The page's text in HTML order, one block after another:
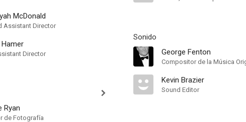
McDonald
Assistant Director
Director
Ryan
de Fotografía
Sonido
George Fenton
Compositor de la Música
Kevin Brazier
Sound Editor